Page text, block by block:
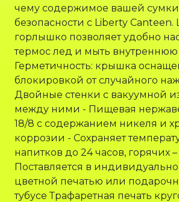
чему содержимое вашей сумки
безопасности с Liberty
горлышко позволяет удобно
термос лед и мыть внутреннюю
Герметичность: крышка
блокировкой от случайного
Двойные стенки с вакуумной
между ними - Пищевая
18/8 с содержанием никеля и
коррозии - Сохраняет
напитков до 24 часов, горячих –
Поставляется в
цветной печатью или
тубусе Трафаретная печать